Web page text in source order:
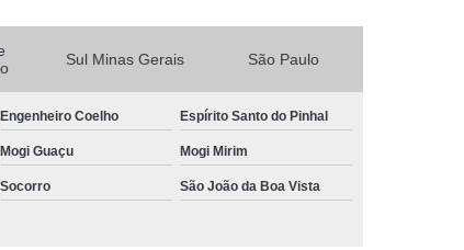
Sul Minas Gerais São Paulo
Engenheiro Coelho Espírito Santo do Pinhal
Mogi Guaçu Mogi Mirim
Socorro São João da Boa Vista